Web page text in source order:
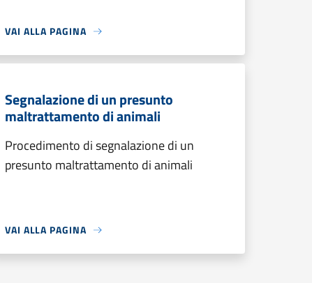
VAI ALLA PAGINA
Segnalazione di un presunto
maltrattamento di animali
Procedimento di segnalazione di un
presunto maltrattamento di animali
VAI ALLA PAGINA